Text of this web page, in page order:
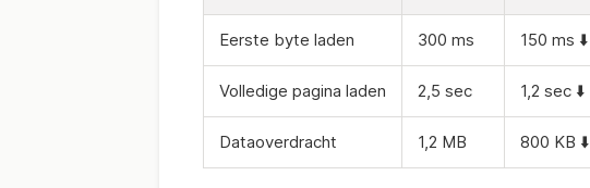
Eerste byte laden 300 ms 150 ms ⬇️
Volledige pagina laden 2,5 sec 1,2 sec ⬇️
Dataoverdracht 1,2 MB 800 KB ⬇️